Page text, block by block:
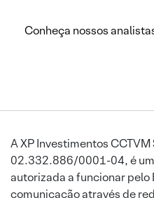
Conheça nossos
A XP Investimentos CCTVM
02.332.886/0001-04, é
autorizada a funcionar pelo
comunicação através de